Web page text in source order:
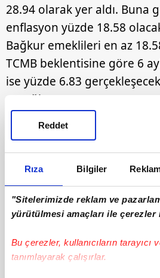
Rıza Bilgiler
"Sitelerimizde reklam ve
yürütülmesi amaçları ile çerezler
Bu çerezler, kullanıcıların tarayıcı
tanımlayarak çalışırlar.
Reddet
28.94 olarak yer aldı. Buna
enflasyon yüzde 18.58
Bağkur emeklileri en az
TCMB beklentisine göre 6
ise yüzde 6.83
gereği memur ve memur
toplamda yüzde 14.31 olacak.